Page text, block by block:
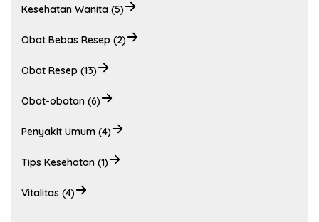
Kesehatan Wanita (5)
Obat Bebas Resep (2)
Obat Resep (13)
Obat-obatan (6)
Penyakit Umum (4)
Tips Kesehatan (1)
Vitalitas (4)